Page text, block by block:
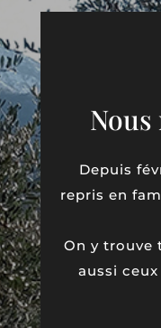
Depuis
repris en
On y trouve
aussi